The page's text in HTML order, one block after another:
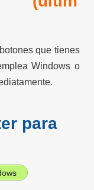
que tienes
Windows o
para